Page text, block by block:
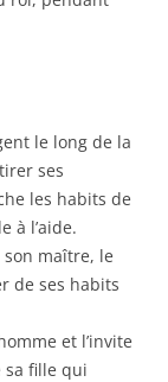
le long de la
ses
les habits de
à l’aide.
maître, le
de ses habits
et l’invite
sa fille qui